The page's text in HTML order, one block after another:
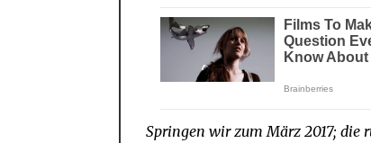
Springen wir zum März 2017; die